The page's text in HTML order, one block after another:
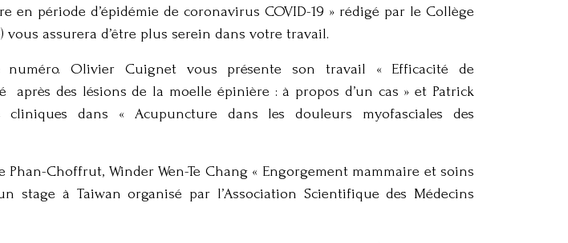
période d’épidémie de coronavirus COVID-19 » rédigé par le Collège
vous assurera d’être plus serein dans votre travail.
Olivier Cuignet vous présente son travail « Efficacité de
des lésions de la moelle épinière : à propos d’un cas » et Patrick
dans « Acupuncture dans les douleurs myofasciales des
Choffrut, Winder Wen-Te Chang « Engorgement mammaire et soins
à Taiwan organisé par l’Association Scientifique des Médecins